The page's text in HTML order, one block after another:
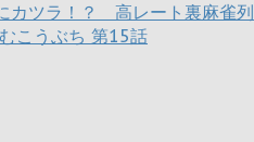
カツラ！？ 高レート裏麻雀列
こうぶち 第15話